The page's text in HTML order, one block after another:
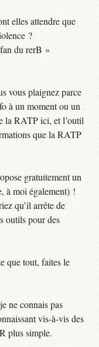
elles attendre que
?
du rerB »
vous plaignez parce
à un moment ou un
la RATP ici, et l’outil
que la RATP
gratuitement un
à moi également) !
qu’il arrête de
outils pour des
que tout, faites le
ne connais pas
vis-à-vis des
plus simple.